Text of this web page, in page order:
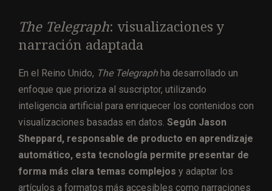
The Telegraph: visualizaciones y
narración adaptada
En el Reino Unido, The Telegraphha desarrollado un
enfoque que prioriza al suscriptor, utilizando
inteligencia artificial para enriquecer los contenidos con
visualizaciones basadas en datos. Según Jason
Sheppard, responsable de producto en aprendizaje
automático, esta tecnología permite presentar de
forma más clara temas complejos y adaptar los
artículos a formatos más accesibles como narraciones